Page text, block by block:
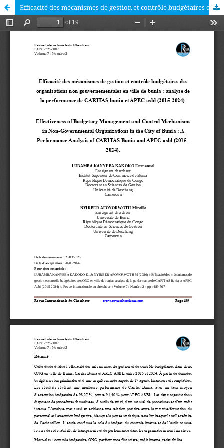
Efficacité des mécanismes de gestion et contrôle budgétaires des organisations non gouvernementales en ville de bunia : analyse de la performance de CARITAS bunia et APEC asbl (2015-2024)